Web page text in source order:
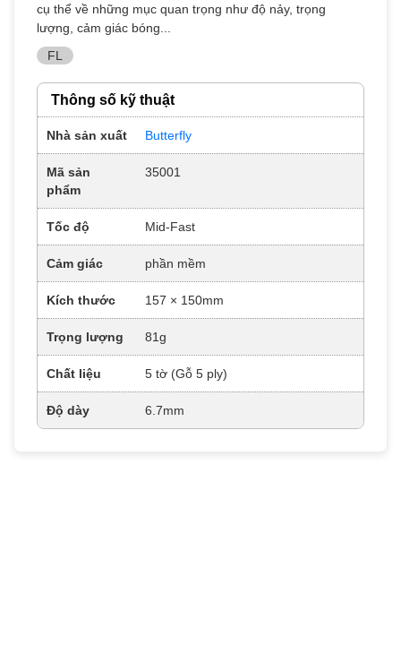
cụ thể về những mục quan trọng như độ nảy, trọng
lượng, cảm giác bóng...
FL
Thông số kỹ thuật
Nhà sản xuất Butterfly
Mã sản
phẩm
35001
Tốc độ Mid-Fast
Cảm giác phần mềm
Kích thước 157 × 150mm
Trọng lượng 81g
Chất liệu 5 tờ (Gỗ 5 ply)
Độ dày 6.7mm